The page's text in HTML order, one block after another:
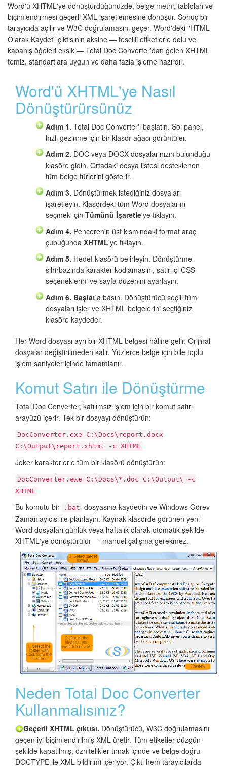
Word'ü XHTML'ye dönüştürdüğünüzde, belge metni, tabloları ve
biçimlendirmesi geçerli XML işaretlemesine dönüşür. Sonuç bir
tarayıcıda açılır ve W3C doğrulamasını geçer. Word'deki "HTML
Olarak Kaydet" çıktısının aksine — tescilli etiketlerle dolu ve
kapanış öğeleri eksik — Total Doc Converter'dan gelen XHTML
temiz, standartlara uygun ve daha fazla işleme hazırdır.
Word'ü XHTML'ye Nasıl
Dönüştürürsünüz
Adım 1. Total Doc Converter'ı başlatın. Sol panel,
hızlı gezinme için bir klasör ağacı görüntüler.
Adım 2. DOC veya DOCX dosyalarınızın bulunduğu
klasöre gidin. Ortadaki dosya listesi desteklenen
tüm belge türlerini gösterir.
Adım 3. Dönüştürmek istediğiniz dosyaları
işaretleyin. Klasördeki tüm Word dosyalarını
seçmek için Tümünü İşaretle'ye tıklayın.
Adım 4. Pencerenin üst kısmındaki format araç
çubuğunda XHTML'ye tıklayın.
Adım 5. Hedef klasörü belirleyin. Dönüştürme
sihirbazında karakter kodlamasını, satır içi CSS
seçeneklerini ve sayfa düzenini ayarlayın.
Adım 6. Başlat'a basın. Dönüştürücü seçili tüm
dosyaları işler ve XHTML belgelerini seçtiğiniz
klasöre kaydeder.
Her Word dosyası ayrı bir XHTML belgesi hâline gelir. Orijinal
dosyalar değiştirilmeden kalır. Yüzlerce belge için bile toplu
işlem saniyeler içinde tamamlanır.
Komut Satırı ile Dönüştürme
Total Doc Converter, katılımsız işlem için bir komut satırı
arayüzü içerir. Tek bir dosyayı dönüştürün:
DocConverter.exe C:\Docs\report.docx
C:\Output\report.xhtml -c XHTML
Joker karakterlerle tüm bir klasörü dönüştürün:
DocConverter.exe C:\Docs\*.doc C:\Output\ -c
XHTML
Bu komutu bir .bat dosyasına kaydedin ve Windows Görev
Zamanlayıcısı ile planlayın. Kaynak klasörde görünen yeni
Word dosyaları günlük veya haftalık olarak otomatik şekilde
XHTML'ye dönüştürülür — manuel çalışma gerekmez.
Neden Total Doc Converter
Kullanmalısınız?
Geçerli XHTML çıktısı. Dönüştürücü, W3C doğrulamasını
geçen iyi biçimlendirilmiş XML üretir. Tüm etiketler düzgün
şekilde kapatılmış, öznitelikler tırnak içinde ve belge doğru
DOCTYPE ile XML bildirimi içeriyor. Çıktı hem tarayıcılarda